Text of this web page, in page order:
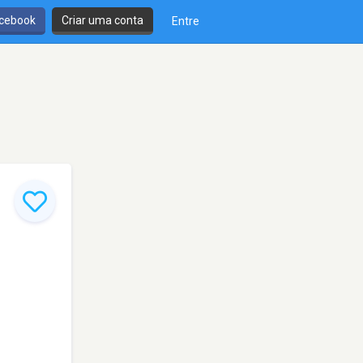
Criar uma conta Entre